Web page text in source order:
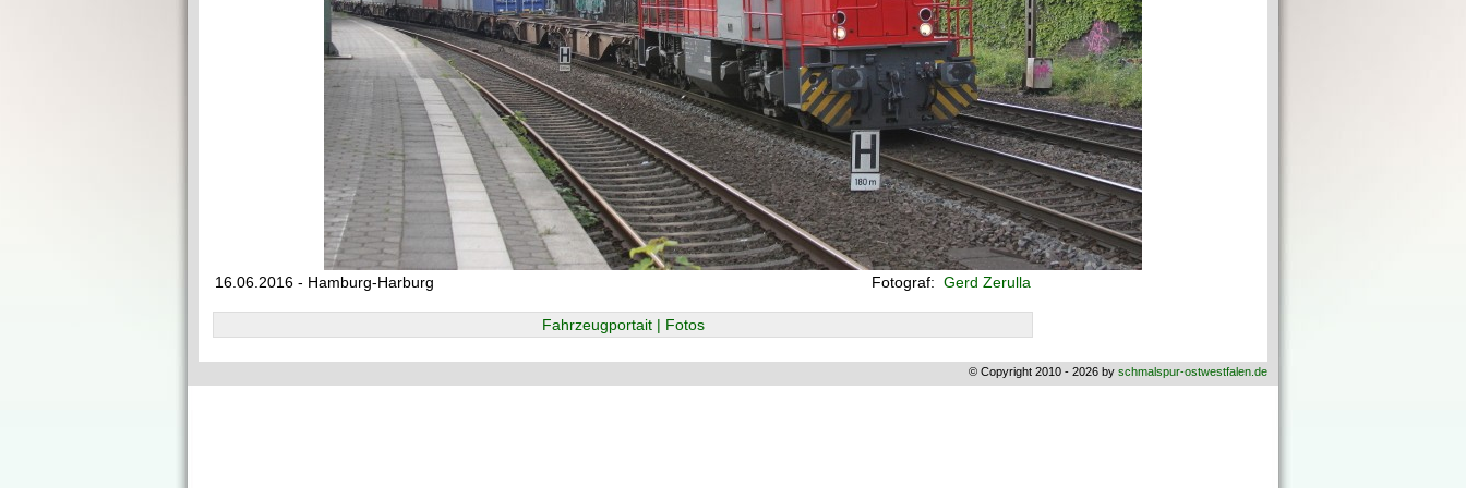
16.06.2016 - Hamburg-Harburg Fotograf: Gerd Zerulla
Fahrzeugportait | Fotos
© Copyright 2010 - 2026 by schmalspur-ostwestfalen.de